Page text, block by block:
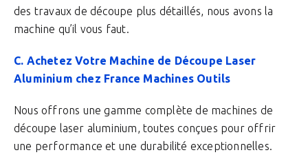
des travaux de découpe plus détaillés, nous avons la
machine qu’il vous faut.
C. Achetez Votre Machine de Découpe Laser
Aluminium chez France Machines Outils
Nous offrons une gamme complète de machines de
découpe laser aluminium, toutes conçues pour offrir
une performance et une durabilité exceptionnelles.